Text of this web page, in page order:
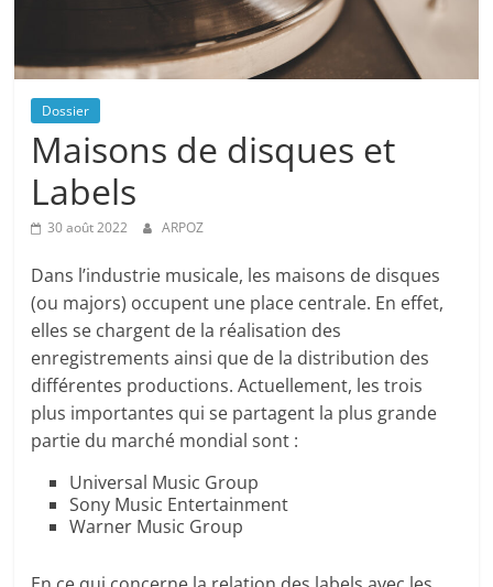
Dossier
Maisons de disques et
Labels
30 août 2022 ARPOZ
Dans l’industrie musicale, les maisons de disques
(ou majors) occupent une place centrale. En effet,
elles se chargent de la réalisation des
enregistrements ainsi que de la distribution des
différentes productions. Actuellement, les trois
plus importantes qui se partagent la plus grande
partie du marché mondial sont :
Universal Music Group
Sony Music Entertainment
Warner Music Group